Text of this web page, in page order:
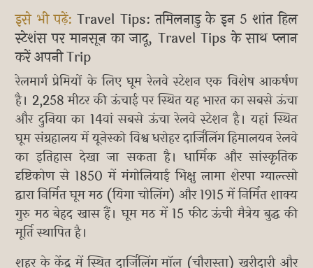
इसे भी पढ़ें:Travel Tips: तमिलनाडु के इन 5 शांत हिल
स्टेशंस पर मानसून का जादू, Travel Tips के साथ प्लान
करें अपनी Trip
रेलमार्ग प्रेमियों के लिए घूम रेलवे स्टेशन एक विशेष आकर्षण
है। 2,258 मीटर की ऊंचाई पर स्थित यह भारत का सबसे ऊंचा
और दुनिया का 14वां सबसे ऊंचा रेलवे स्टेशन है। यहां स्थित
घूम संग्रहालय में यूनेस्को विश्व धरोहर दार्जिलिंग हिमालयन रेलवे
का इतिहास देखा जा सकता है। धार्मिक और सांस्कृतिक
दृष्टिकोण से 1850 में मंगोलियाई भिक्षु लामा शेरपा ग्याल्त्सो
द्वारा निर्मित घूम मठ (यिगा चोलिंग) और 1915 में निर्मित शाक्य
गुरु मठ बेहद खास हैं। घूम मठ में 15 फीट ऊंची मैत्रेय बुद्ध की
मूर्ति स्थापित है।
शहर के केंद्र में स्थित दार्जिलिंग मॉल (चौरास्ता) खरीदारी और